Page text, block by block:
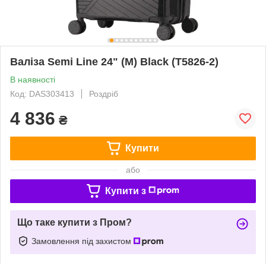
Валіза Semi Line 24" (M) Black (T5826-2)
В наявності
Код: DAS303413
Роздріб
4 836 ₴
Купити
або
Купити з
Що таке купити з Пром?
Замовлення під захистом